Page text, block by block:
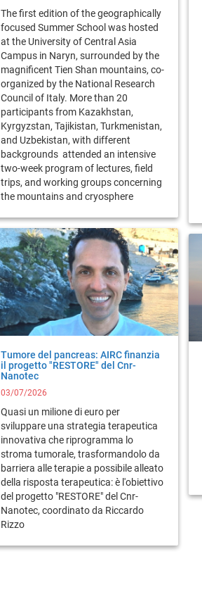
The first edition of the geographically
focused Summer School was hosted
at the University of Central Asia
Campus in Naryn, surrounded by the
magnificent Tien Shan mountains, co-
organized by the National Research
Council of Italy. More than 20
participants from Kazakhstan,
Kyrgyzstan, Tajikistan, Turkmenistan,
and Uzbekistan, with different
backgrounds attended an intensive
two-week program of lectures, field
trips, and working groups concerning
the mountains and cryosphere
Tumore del pancreas: AIRC finanzia
il progetto "RESTORE" del Cnr-
Nanotec
03/07/2026
Quasi un milione di euro per
sviluppare una strategia terapeutica
innovativa che riprogramma lo
stroma tumorale, trasformandolo da
barriera alle terapie a possibile alleato
della risposta terapeutica: è l'obiettivo
del progetto "RESTORE" del Cnr-
Nanotec, coordinato da Riccardo
Rizzo